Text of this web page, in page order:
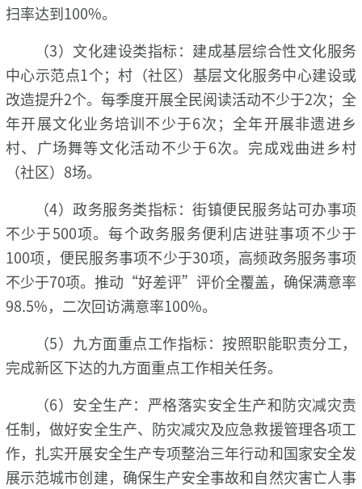
扫率达到100%。
（3）文化建设类指标：建成基层综合性文化服务
中心示范点1个；村（社区）基层文化服务中心建设或
改造提升2个。每季度开展全民阅读活动不少于2次；全
年开展文化业务培训不少于6次；全年开展非遗进乡
村、广场舞等文化活动不少于6次。完成戏曲进乡村
（社区）8场。
（4）政务服务类指标：街镇便民服务站可办事项
不少于500项。每个政务服务便利店进驻事项不少于
100项，便民服务事项不少于30项，高频政务服务事项
不少于70项。推动“好差评”评价全覆盖，确保满意率
98.5%，二次回访满意率100%。
（5）九方面重点工作指标：按照职能职责分工，
完成新区下达的九方面重点工作相关任务。
（6）安全生产：严格落实安全生产和防灾减灾责
任制，做好安全生产、防灾减灾及应急救援管理各项工
作，扎实开展安全生产专项整治三年行动和国家安全发
展示范城市创建，确保生产安全事故和自然灾害亡人事